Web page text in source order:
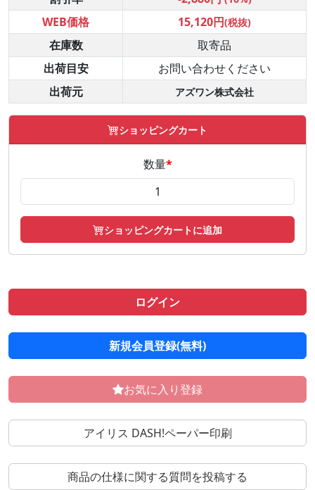
WEB価格 15,120円(税抜)
在庫数
取寄品
出荷目安
お問い合わせください
出荷元
アズワン株式会社
ショッピングカート
数量*
ショッピングカートに追加
ログイン
新規会員登録(無料)
お気に入り登録
アイリス DASH!ペーパー印刷
商品の仕様に関する質問を投稿する